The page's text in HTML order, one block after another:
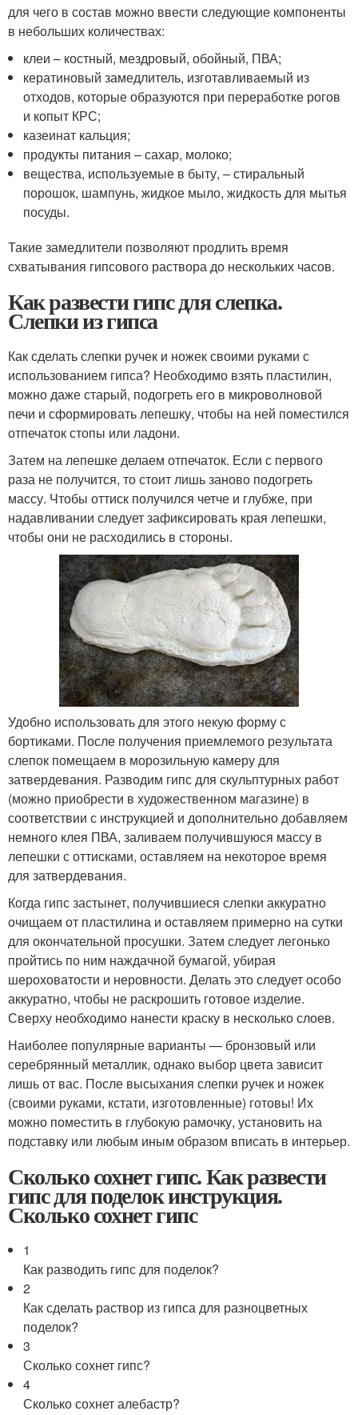
для чего в состав можно ввести следующие компоненты
в небольших количествах:
клеи – костный, мездровый, обойный, ПВА;
кератиновый замедлитель, изготавливаемый из
отходов, которые образуются при переработке рогов
и копыт КРС;
казеинат кальция;
продукты питания – сахар, молоко;
вещества, используемые в быту, – стиральный
порошок, шампунь, жидкое мыло, жидкость для мытья
посуды.
Такие замедлители позволяют продлить время
схватывания гипсового раствора до нескольких часов.
Как развести гипс для слепка.
Слепки из гипса
Как сделать слепки ручек и ножек своими руками с
использованием гипса? Необходимо взять пластилин,
можно даже старый, подогреть его в микроволновой
печи и сформировать лепешку, чтобы на ней поместился
отпечаток стопы или ладони.
Затем на лепешке делаем отпечаток. Если с первого
раза не получится, то стоит лишь заново подогреть
массу. Чтобы оттиск получился четче и глубже, при
надавливании следует зафиксировать края лепешки,
чтобы они не расходились в стороны.
Удобно использовать для этого некую форму с
бортиками. После получения приемлемого результата
слепок помещаем в морозильную камеру для
затвердевания. Разводим гипс для скульптурных работ
(можно приобрести в художественном магазине) в
соответствии с инструкцией и дополнительно добавляем
немного клея ПВА, заливаем получившуюся массу в
лепешки с оттисками, оставляем на некоторое время
для затвердевания.
Когда гипс застынет, получившиеся слепки аккуратно
очищаем от пластилина и оставляем примерно на сутки
для окончательной просушки. Затем следует легонько
пройтись по ним наждачной бумагой, убирая
шероховатости и неровности. Делать это следует особо
аккуратно, чтобы не раскрошить готовое изделие.
Сверху необходимо нанести краску в несколько слоев.
Наиболее популярные варианты — бронзовый или
серебрянный металлик, однако выбор цвета зависит
лишь от вас. После высыхания слепки ручек и ножек
(своими руками, кстати, изготовленные) готовы! Их
можно поместить в глубокую рамочку, установить на
подставку или любым иным образом вписать в интерьер.
Сколько сохнет гипс. Как развести
гипс для поделок инструкция.
Сколько сохнет гипс
1
Как разводить гипс для поделок?
2
Как сделать раствор из гипса для разноцветных
поделок?
3
Сколько сохнет гипс?
4
Сколько сохнет алебастр?